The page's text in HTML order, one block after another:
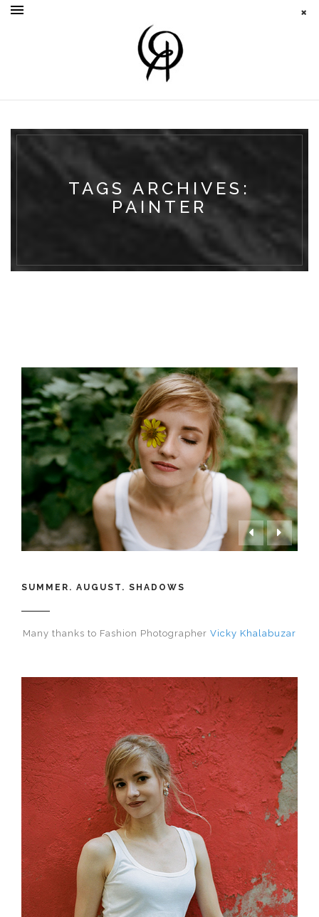
TAGS ARCHIVES:
PAINTER
 
SUMMER. AUGUST. SHADOWS
Many thanks to Fashion Photographer Vicky Khalabuzar